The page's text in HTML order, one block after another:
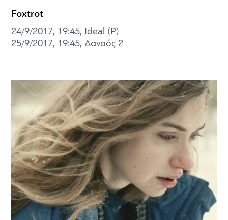
Foxtrot
24/9/2017, 19:45, Ideal (P)
25/9/2017, 19:45,Δαναός 2